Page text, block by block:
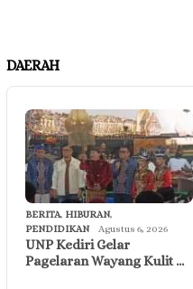
DAERAH
BERITA, HIBURAN,
PENDIDIKAN
Agustus 6, 2026
UNP Kediri Gelar
Pagelaran Wayang Kulit …